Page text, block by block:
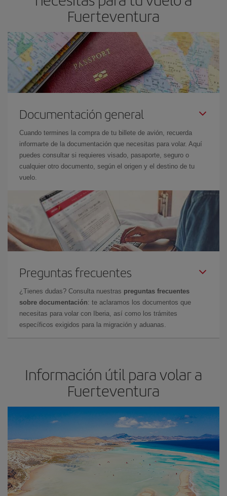
Fuerteventura
Documentación general
Cuando termines la compra de tu billete de avión, recuerda
informarte de la documentación que necesitas para volar. Aquí
puedes consultar si requieres visado, pasaporte, seguro o
cualquier otro documento, según el origen y el destino de tu
vuelo.
Preguntas frecuentes
¿Tienes dudas? Consulta nuestras preguntas frecuentes
sobre documentación: te aclaramos los documentos que
necesitas para volar con Iberia, así como los trámites
específicos exigidos para la migración y aduanas.
Información útil para volar a
Fuerteventura